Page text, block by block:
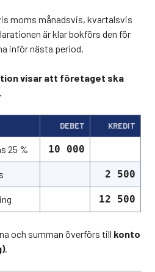
moms månadsvis, kvartalsvis
är klar bokförs den för
inför nästa period.
visar att företaget ska
DEBET KREDIT
25 % 10 000
2 500
12 500
och summan överförs till konto
.